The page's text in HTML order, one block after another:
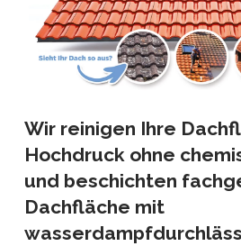
Wir reinigen Ihre
Hochdruck ohne
und beschichten
Dachfläche mit